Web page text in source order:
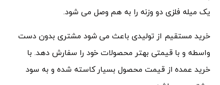
یک میله فلزی دو وزنه را به هم وصل می شود.
خرید مستقیم از تولیدی باعث می شود مشتری بدون دست
واسطه و با قیمتی بهتر محصولات خود را سفارش دهد. با
خرید عمده از قیمت محصول بسیار کاسته شده و به سود